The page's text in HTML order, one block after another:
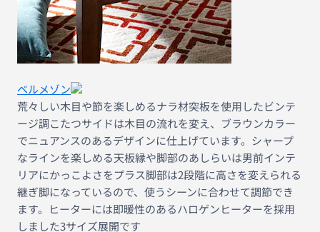
ベルメゾン
荒々しい木目や節を楽しめるナラ材突板を使用したビンテ
ージ調こたつサイドは木目の流れを変え、ブラウンカラー
でニュアンスのあるデザインに仕上げています。シャープ
なラインを楽しめる天板縁や脚部のあしらいは男前インテ
リアにかっこよさをプラス脚部は2段階に高さを変えられる
継ぎ脚になっているので、使うシーンに合わせて調節でき
ます。ヒーターには即暖性のあるハロゲンヒーターを採用
しました3サイズ展開です